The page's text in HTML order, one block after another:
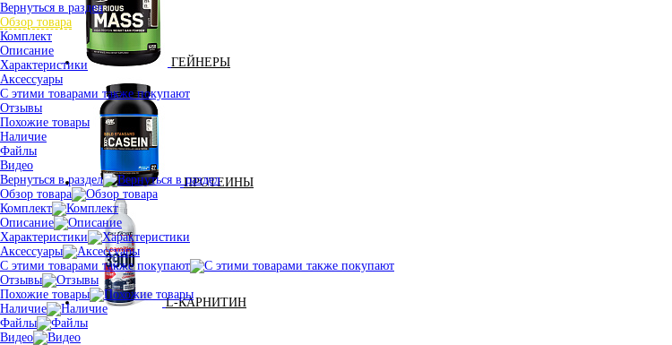
ГЕЙНЕРЫ
ПРОТЕИНЫ
L-КАРНИТИН
Вернуться в раздел
Обзор товара
Комплект
Описание
Характеристики
Аксессуары
С этими товарами также покупают
Отзывы
Похожие товары
Наличие
Файлы
Видео
Вернуться в раздел
Обзор товара
Комплект
Описание
Характеристики
Аксессуары
С этими товарами также покупают
Отзывы
Похожие товары
Наличие
Файлы
Видео